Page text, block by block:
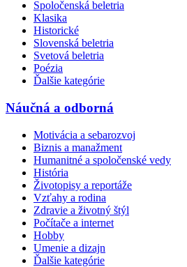
Spoločenská beletria
Klasika
Historické
Slovenská beletria
Svetová beletria
Poézia
Ďalšie kategórie
Náučná a odborná
Motivácia a sebarozvoj
Biznis a manažment
Humanitné a spoločenské vedy
História
Životopisy a reportáže
Vzťahy a rodina
Zdravie a životný štýl
Počítače a internet
Hobby
Umenie a dizajn
Ďalšie kategórie